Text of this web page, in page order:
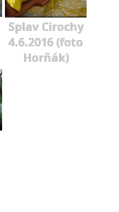
Splav Cirochy
4.6.2016 (foto
Horňák)